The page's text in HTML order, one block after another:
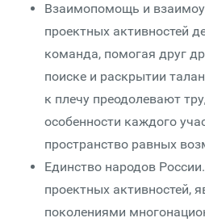
Взаимопомощь и
проектных активностей
команда, помогая друг
поиске и раскрытии
к плечу преодолевают
особенности каждого
пространство равных
Единство народов
проектных активностей,
поколениями